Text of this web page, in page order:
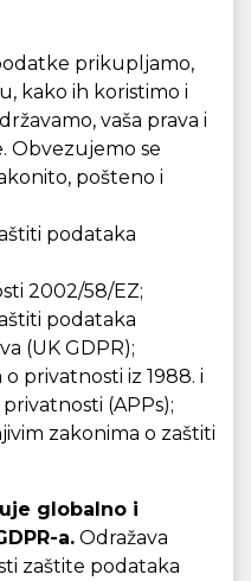
prikupljamo,
kako ih koristimo i
vaša prava i
Obvezujemo se
pošteno i
podataka
2002/58/EZ;
podataka
(UK GDPR);
privatnosti iz 1988. i
(APPs);
zakonima o zaštiti
globalno i
a. Odražava
zaštite podataka